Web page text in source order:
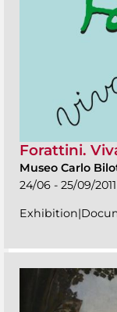
Forattini.
Museo Carlo
24/06 - 25/09/2011